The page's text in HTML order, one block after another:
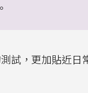
試，更加貼近日